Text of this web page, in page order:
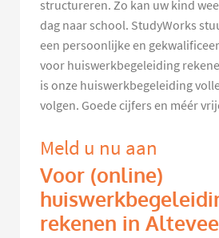
structureren. Zo kan uw kind
dag naar school. StudyWorks
een persoonlijke en
voor huiswerkbegeleiding
is onze huiswerkbegeleiding
volgen. Goede cijfers en méér
Meld u nu aan
Voor (online)
rekenen in